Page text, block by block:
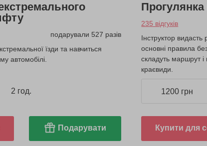
подарували 527 разів
їзди та навчиться
автомобілі.
2 год.
Подарувати
235 відгуків
Інструктор видасть
основні правила
складуть маршрут
краєвиди.
1200 грн
Купити для